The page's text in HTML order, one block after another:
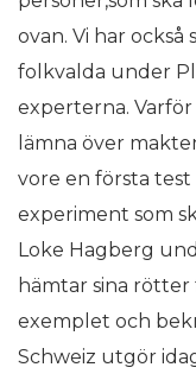
ovan. Vi har
folkvalda under
experterna.
lämna över
vore en första
experiment som
Loke Hagberg
hämtar sina rötter
exemplet och
Schweiz utgör